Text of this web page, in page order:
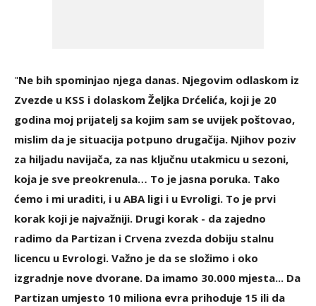
"Ne bih spominjao njega danas. Njegovim odlaskom iz
Zvezde u KSS i dolaskom Željka Drćelića, koji je 20
godina moj prijatelj sa kojim sam se uvijek poštovao,
mislim da je situacija potpuno drugačija. Njihov poziv
za hiljadu navijača, za nas ključnu utakmicu u sezoni,
koja je sve preokrenula… To je jasna poruka. Tako
ćemo i mi uraditi, i u ABA ligi i u Evroligi. To je prvi
korak koji je najvažniji. Drugi korak - da zajedno
radimo da Partizan i Crvena zvezda dobiju stalnu
licencu u Evrologi. Važno je da se složimo i oko
izgradnje nove dvorane. Da imamo 30.000 mjesta... Da
Partizan umjesto 10 miliona evra prihoduje 15 ili da